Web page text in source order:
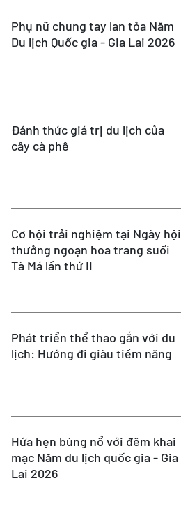
Phụ nữ chung tay lan tỏa Năm
Du lịch Quốc gia - Gia Lai 2026
Đánh thức giá trị du lịch của
cây cà phê
Cơ hội trải nghiệm tại Ngày hội
thưởng ngoạn hoa trang suối
Tà Má lần thứ II
Phát triển thể thao gắn với du
lịch: Hướng đi giàu tiềm năng
Hứa hẹn bùng nổ với đêm khai
mạc Năm du lịch quốc gia - Gia
Lai 2026